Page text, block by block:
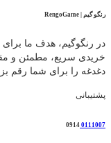
رنگو گیم | RengoGame
در رنگوگیم، هدف ما برای
خریدی سریع، مطمئن و
دغدغه را برای شما رقم
پشتیبانی
0111007
0914